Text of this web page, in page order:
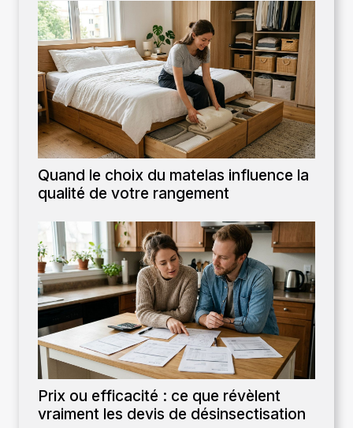
Quand le choix du matelas influence la
qualité de votre rangement
Prix ou efficacité : ce que révèlent
vraiment les devis de désinsectisation